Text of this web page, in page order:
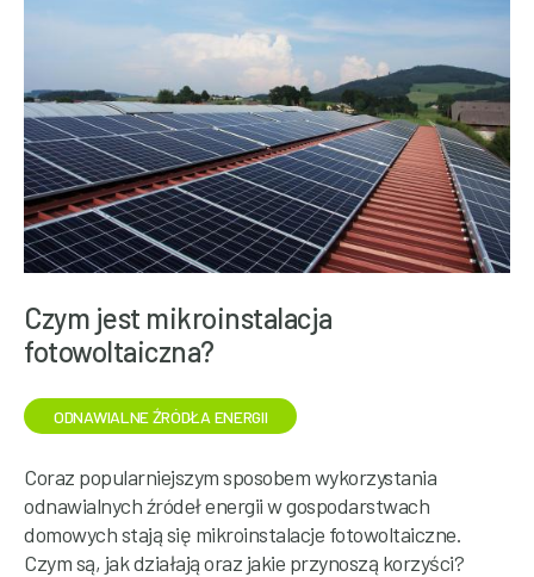
Czym jest mikroinstalacja
fotowoltaiczna?
ODNAWIALNE ŹRÓDŁA ENERGII
Coraz popularniejszym sposobem wykorzystania
odnawialnych źródeł energii w gospodarstwach
domowych stają się mikroinstalacje fotowoltaiczne.
Czym są, jak działają oraz jakie przynoszą korzyści?